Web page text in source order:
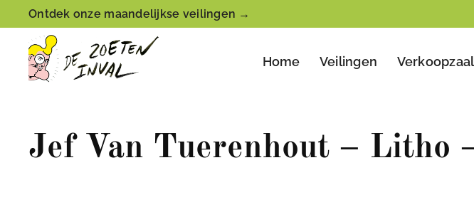
Ontdek onze maandelijkse veilingen →
Home Veilingen Verkoopzaal
Jef Van Tuerenhout – Litho